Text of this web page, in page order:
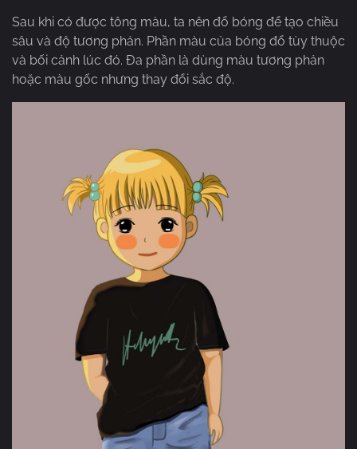
Sau khi có được tông màu, ta nên đổ bóng để tạo chiều
sâu và độ tương phản. Phần màu của bóng đổ tùy thuộc
và bối cảnh lúc đó. Đa phần là dùng màu tương phản
hoặc màu gốc nhưng thay đổi sắc độ.